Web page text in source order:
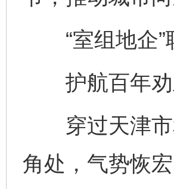
“室组地企
护航百年劝
穿过天津市
角处，气势恢